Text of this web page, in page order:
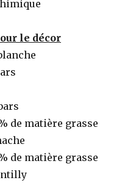
le décor
de matière grasse
de matière grasse